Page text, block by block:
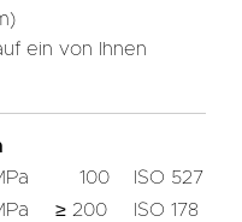
ein von Ihnen
100
ISO 527
≥ 200
ISO 178